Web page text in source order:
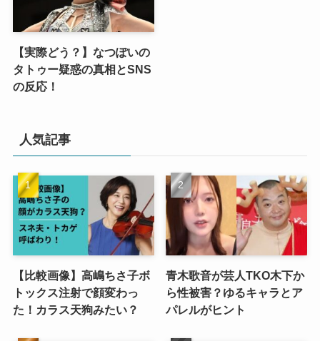
【実際どう？】なつぽいの
タトゥー疑惑の真相とSNS
の反応！
人気記事
【比較画像】高嶋ちさ子ボ
トックス注射で顔変わっ
た！カラス天狗みたい？
青木歌音が芸人TKO木下か
ら性被害？ゆるキャラとア
パレルがヒント